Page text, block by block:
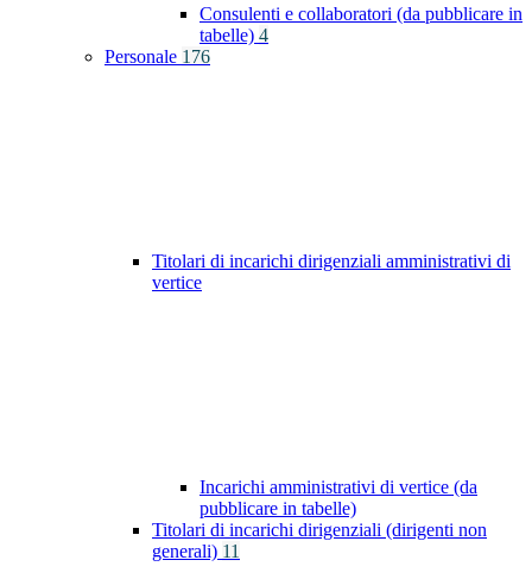
Consulenti e collaboratori (da pubblicare in
tabelle) 4
Personale 176
Titolari di incarichi dirigenziali amministrativi di
vertice
Incarichi amministrativi di vertice (da
pubblicare in tabelle)
Titolari di incarichi dirigenziali (dirigenti non
generali) 11